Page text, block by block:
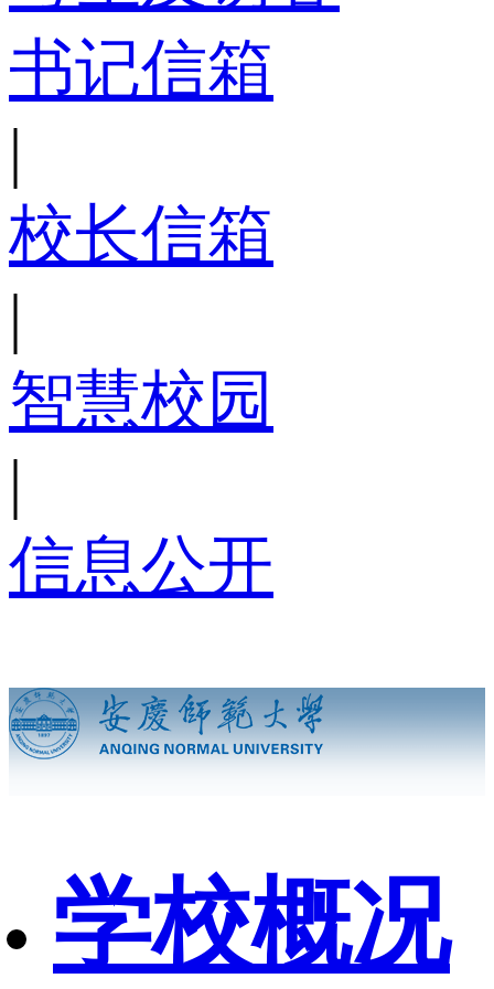
书记信箱
|
校长信箱
|
智慧校园
|
信息公开
学校概况